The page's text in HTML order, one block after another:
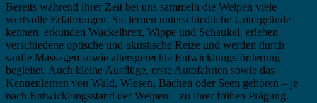
Bereits während ihrer Zeit bei uns sammeln die Welpen viele
wertvolle Erfahrungen. Sie lernen unterschiedliche Untergründe
kennen, erkunden Wackelbrett, Wippe und Schaukel, erleben
verschiedene optische und akustische Reize und werden durch
sanfte Massagen sowie altersgerechte Entwicklungsförderung
begleitet. Auch kleine Ausflüge, erste Autofahrten sowie das
Kennenlernen von Wald, Wiesen, Bächen oder Seen gehören – je
nach Entwicklungsstand der Welpen – zu ihrer frühen Prägung.